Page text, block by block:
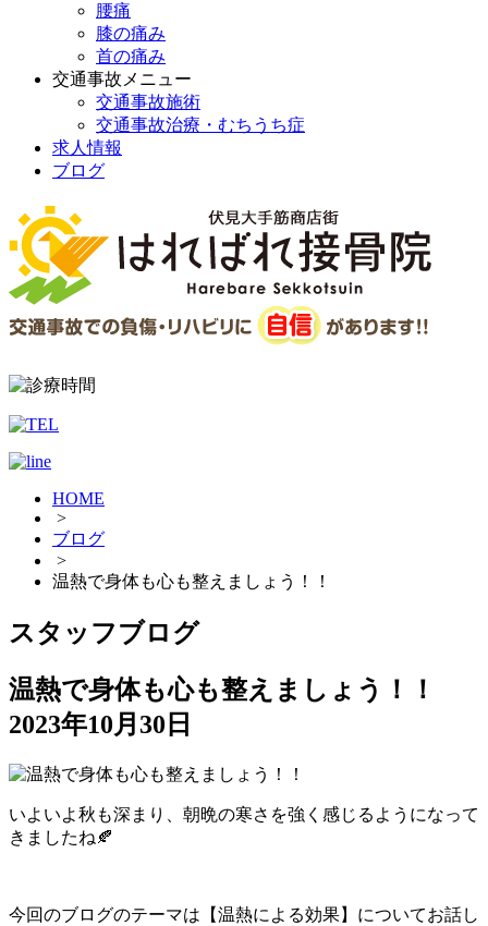
腰痛
膝の痛み
首の痛み
交通事故メニュー
交通事故施術
交通事故治療・むちうち症
求人情報
ブログ
HOME
>
ブログ
>
温熱で身体も心も整えましょう！！
スタッフブログ
温熱で身体も心も整えましょう！！
2023年10月30日
いよいよ秋も深まり、朝晩の寒さを強く感じるようになって
きましたね🍂
今回のブログのテーマは【温熱による効果】についてお話し